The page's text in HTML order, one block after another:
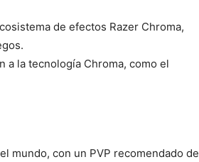
de efectos Razer Chroma,
la tecnología Chroma, como el
mundo, con un PVP recomendado de